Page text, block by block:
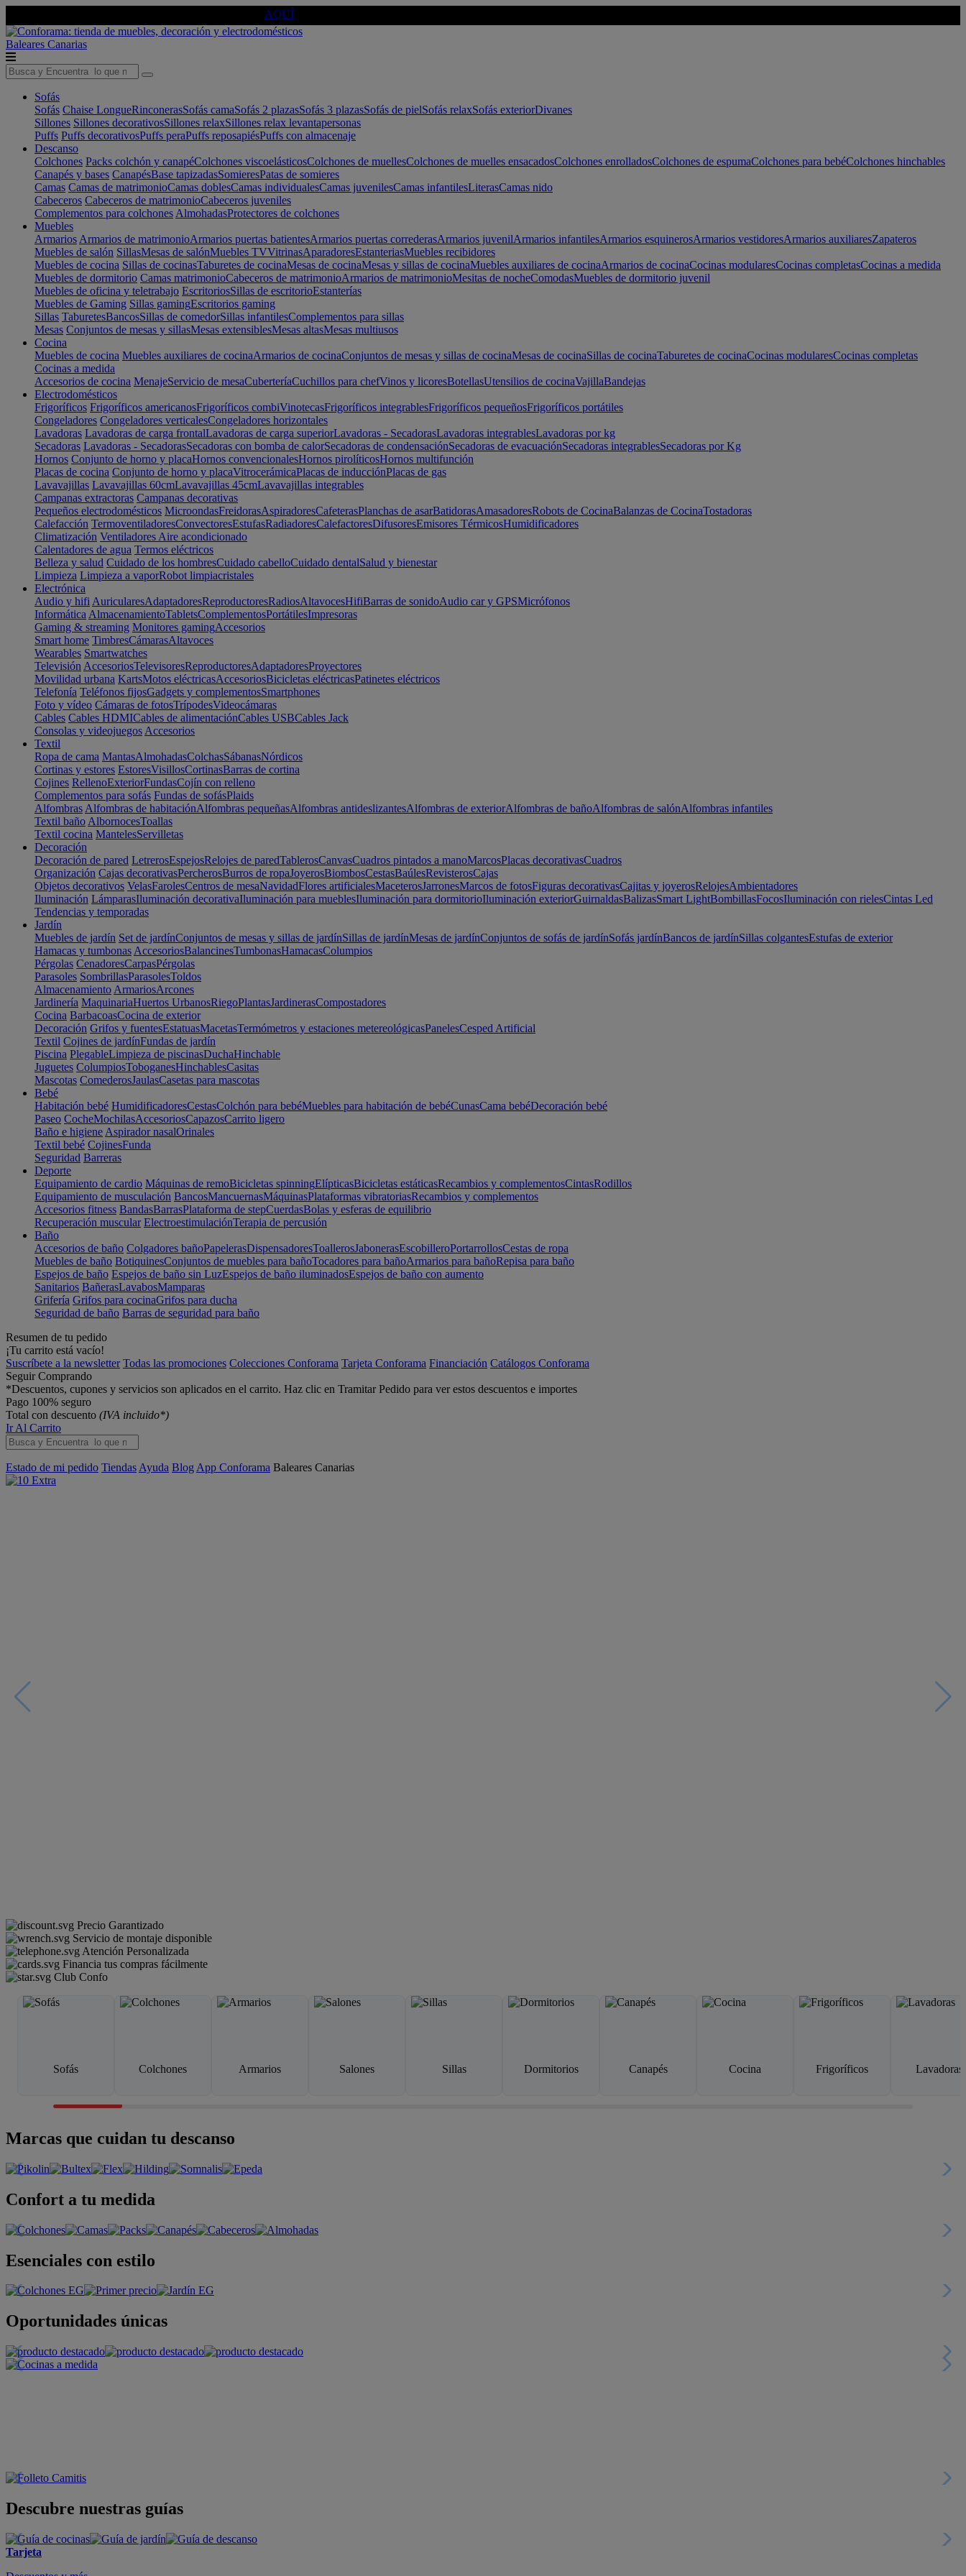
AQUÍ
Baleares Canarias
Sofás
Sofás Chaise LongueRinconerasSofás camaSofás 2 plazasSofás 3 plazasSofás de pielSofás relaxSofás exteriorDivanes
Sillones Sillones decorativosSillones relaxSillones relax levantapersonas
Puffs Puffs decorativosPuffs peraPuffs reposapiésPuffs con almacenaje
Descanso
Colchones Packs colchón y canapéColchones viscoelásticosColchones de muellesColchones de muelles ensacadosColchones enrolladosColchones de espumaColchones para bebéColchones hinchables
Canapés y bases CanapésBase tapizadasSomieresPatas de somieres
Camas Camas de matrimonioCamas doblesCamas individualesCamas juvenilesCamas infantilesLiterasCamas nido
Cabeceros Cabeceros de matrimonioCabeceros juveniles
Complementos para colchones AlmohadasProtectores de colchones
Muebles
Armarios Armarios de matrimonioArmarios puertas batientesArmarios puertas correderasArmarios juvenilArmarios infantilesArmarios esquinerosArmarios vestidoresArmarios auxiliaresZapateros
Muebles de salón SillasMesas de salónMuebles TVVitrinasAparadoresEstanteriasMuebles recibidores
Muebles de cocina Sillas de cocinasTaburetes de cocinaMesas de cocinaMesas y sillas de cocinaMuebles auxiliares de cocinaArmarios de cocinaCocinas modularesCocinas completasCocinas a medida
Muebles de dormitorio Camas matrimonioCabeceros de matrimonioArmarios de matrimonioMesitas de nocheComodasMuebles de dormitorio juvenil
Muebles de oficina y teletrabajo EscritoriosSillas de escritorioEstanterías
Muebles de Gaming Sillas gamingEscritorios gaming
Sillas TaburetesBancosSillas de comedorSillas infantilesComplementos para sillas
Mesas Conjuntos de mesas y sillasMesas extensiblesMesas altasMesas multiusos
Cocina
Muebles de cocina Muebles auxiliares de cocinaArmarios de cocinaConjuntos de mesas y sillas de cocinaMesas de cocinaSillas de cocinaTaburetes de cocinaCocinas modularesCocinas completas
Cocinas a medida
Accesorios de cocina MenajeServicio de mesaCuberteríaCuchillos para chefVinos y licoresBotellasUtensilios de cocinaVajillaBandejas
Electrodomésticos
Frigoríficos Frigoríficos americanosFrigoríficos combiVinotecasFrigoríficos integrablesFrigoríficos pequeñosFrigoríficos portátiles
Congeladores Congeladores verticalesCongeladores horizontales
Lavadoras Lavadoras de carga frontalLavadoras de carga superiorLavadoras - SecadorasLavadoras integrablesLavadoras por kg
Secadoras Lavadoras - SecadorasSecadoras con bomba de calorSecadoras de condensaciónSecadoras de evacuaciónSecadoras integrablesSecadoras por Kg
Hornos Conjunto de horno y placaHornos convencionalesHornos pirolíticosHornos multifunción
Placas de cocina Conjunto de horno y placaVitrocerámicaPlacas de inducciónPlacas de gas
Lavavajillas Lavavajillas 60cmLavavajillas 45cmLavavajillas integrables
Campanas extractoras Campanas decorativas
Pequeños electrodomésticos MicroondasFreidorasAspiradoresCafeterasPlanchas de asarBatidorasAmasadoresRobots de CocinaBalanzas de CocinaTostadoras
Calefacción TermoventiladoresConvectoresEstufasRadiadoresCalefactoresDifusoresEmisores TérmicosHumidificadores
Climatización Ventiladores Aire acondicionado
Calentadores de agua Termos eléctricos
Belleza y salud Cuidado de los hombresCuidado cabelloCuidado dentalSalud y bienestar
Limpieza Limpieza a vaporRobot limpiacristales
Electrónica
Audio y hifi AuricularesAdaptadoresReproductoresRadiosAltavocesHifiBarras de sonidoAudio car y GPSMicrófonos
Informática AlmacenamientoTabletsComplementosPortátilesImpresoras
Gaming & streaming Monitores gamingAccesorios
Smart home TimbresCámarasAltavoces
Wearables Smartwatches
Televisión AccesoriosTelevisoresReproductoresAdaptadoresProyectores
Movilidad urbana KartsMotos eléctricasAccesoriosBicicletas eléctricasPatinetes eléctricos
Telefonía Teléfonos fijosGadgets y complementosSmartphones
Foto y vídeo Cámaras de fotosTrípodesVideocámaras
Cables Cables HDMICables de alimentaciónCables USBCables Jack
Consolas y videojuegos Accesorios
Textil
Ropa de cama MantasAlmohadasColchasSábanasNórdicos
Cortinas y estores EstoresVisillosCortinasBarras de cortina
Cojines RellenoExteriorFundasCojín con relleno
Complementos para sofás Fundas de sofásPlaids
Alfombras Alfombras de habitaciónAlfombras pequeñasAlfombras antideslizantesAlfombras de exteriorAlfombras de bañoAlfombras de salónAlfombras infantiles
Textil baño AlbornocesToallas
Textil cocina MantelesServilletas
Decoración
Decoración de pared LetrerosEspejosRelojes de paredTablerosCanvasCuadros pintados a manoMarcosPlacas decorativasCuadros
Organización Cajas decorativasPercherosBurros de ropaJoyerosBiombosCestasBaúlesRevisterosCajas
Objetos decorativos VelasFarolesCentros de mesaNavidadFlores artificialesMaceterosJarronesMarcos de fotosFiguras decorativasCajitas y joyerosRelojesAmbientadores
Iluminación LámparasIluminación decorativaIluminación para mueblesIluminación para dormitorioIluminación exteriorGuirnaldasBalizasSmart LightBombillasFocosIluminación con rielesCintas Led
Tendencias y temporadas
Jardín
Muebles de jardín Set de jardínConjuntos de mesas y sillas de jardínSillas de jardínMesas de jardínConjuntos de sofás de jardínSofás jardínBancos de jardínSillas colgantesEstufas de exterior
Hamacas y tumbonas AccesoriosBalancinesTumbonasHamacasColumpios
Pérgolas CenadoresCarpasPérgolas
Parasoles SombrillasParasolesToldos
Almacenamiento ArmariosArcones
Jardinería MaquinariaHuertos UrbanosRiegoPlantasJardinerasCompostadores
Cocina BarbacoasCocina de exterior
Decoración Grifos y fuentesEstatuasMacetasTermómetros y estaciones metereológicasPanelesCesped Artificial
Textil Cojines de jardínFundas de jardín
Piscina PlegableLimpieza de piscinasDuchaHinchable
Juguetes ColumpiosToboganesHinchablesCasitas
Mascotas ComederosJaulasCasetas para mascotas
Bebé
Habitación bebé HumidificadoresCestasColchón para bebéMuebles para habitación de bebéCunasCama bebéDecoración bebé
Paseo CocheMochilasAccesoriosCapazosCarrito ligero
Baño e higiene Aspirador nasalOrinales
Textil bebé CojinesFunda
Seguridad Barreras
Deporte
Equipamiento de cardio Máquinas de remoBicicletas spinningElípticasBicicletas estáticasRecambios y complementosCintasRodillos
Equipamiento de musculación BancosMancuernasMáquinasPlataformas vibratoriasRecambios y complementos
Accesorios fitness BandasBarrasPlataforma de stepCuerdasBolas y esferas de equilibrio
Recuperación muscular ElectroestimulaciónTerapia de percusión
Baño
Accesorios de baño Colgadores bañoPapelerasDispensadoresToallerosJabonerasEscobilleroPortarrollosCestas de ropa
Muebles de baño BotiquinesConjuntos de muebles para bañoTocadores para bañoArmarios para bañoRepisa para baño
Espejos de baño Espejos de baño sin LuzEspejos de baño iluminadosEspejos de baño con aumento
Sanitarios BañerasLavabosMamparas
Grifería Grifos para cocinaGrifos para ducha
Seguridad de baño Barras de seguridad para baño
Resumen de tu pedido
¡Tu carrito está vacío!
Suscríbete a la newsletter Todas las promociones Colecciones Conforama Tarjeta Conforama Financiación Catálogos Conforama
Seguir Comprando
*Descuentos, cupones y servicios son aplicados en el carrito. Haz clic en Tramitar Pedido para ver estos descuentos e importes
Pago 100% seguro
Total con descuento (IVA incluido*)
Ir Al Carrito
Estado de mi pedido Tiendas Ayuda Blog App Conforama Baleares Canarias
Precio Garantizado
Servicio de montaje disponible
Atención Personalizada
Financia tus compras fácilmente
Club Confo
Sofás Colchones Armarios Salones Sillas Dormitorios Canapés Cocina Frigoríficos Lavadoras
Marcas que cuidan tu descanso
Confort a tu medida
Esenciales con estilo
Oportunidades únicas
Descubre nuestras guías
Tarjeta